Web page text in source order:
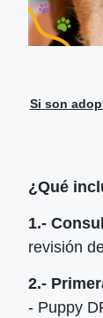
Si son
¿Qué
1.-
revisión
2.-
- Puppy